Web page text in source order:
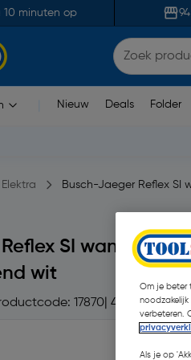
10 minuten op
Nieuw Deals Folder
Elektra Busch-Jaeger Reflex
SI
wit
17870 | 4.7
Om je beter
verbeteren.
Als je op